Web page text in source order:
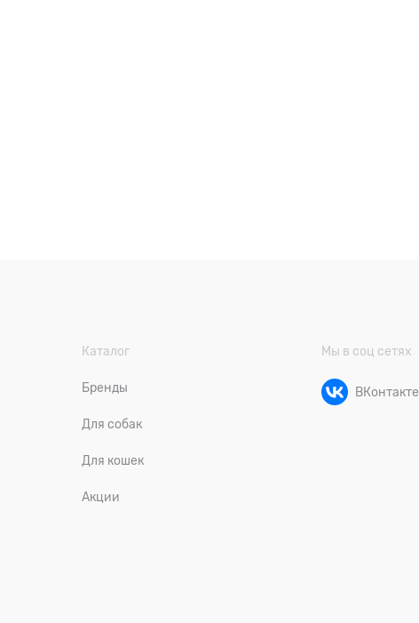
Каталог
Бренды
Для собак
Для кошек
Акции
Мы в соц сетях
ВКонтакте